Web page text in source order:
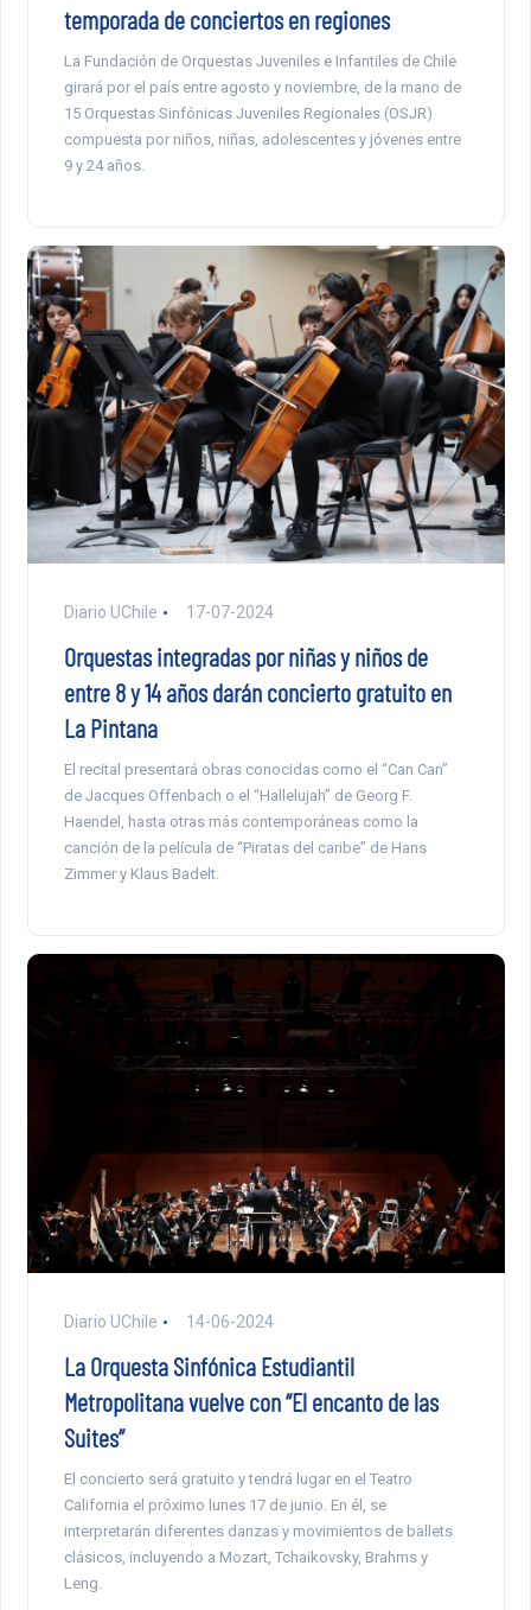
temporada de conciertos en regiones
La Fundación de Orquestas Juveniles e Infantiles de Chile
girará por el país entre agosto y noviembre, de la mano de
15 Orquestas Sinfónicas Juveniles Regionales (OSJR)
compuesta por niños, niñas, adolescentes y jóvenes entre
9 y 24 años.
Diario UChile 17-07-2024
Orquestas integradas por niñas y niños de
entre 8 y 14 años darán concierto gratuito en
La Pintana
El recital presentará obras conocidas como el “Can Can”
de Jacques Offenbach o el “Hallelujah” de Georg F.
Haendel, hasta otras más contemporáneas como la
canción de la película de “Piratas del caribe” de Hans
Zimmer y Klaus Badelt.
Diario UChile 14-06-2024
La Orquesta Sinfónica Estudiantil
Metropolitana vuelve con “El encanto de las
Suites”
El concierto será gratuito y tendrá lugar en el Teatro
California el próximo lunes 17 de junio. En él, se
interpretarán diferentes danzas y movimientos de ballets
clásicos, incluyendo a Mozart, Tchaikovsky, Brahms y
Leng.